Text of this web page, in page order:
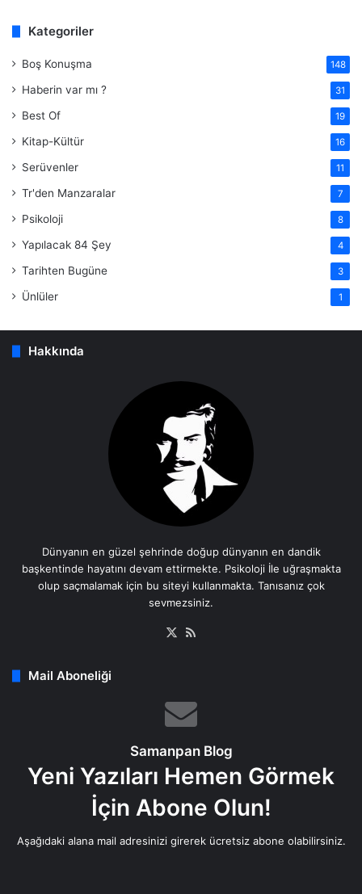
Kategoriler
Boş Konuşma 148
Haberin var mı ? 31
Best Of 19
Kitap-Kültür 16
Serüvenler 11
Tr'den Manzaralar 7
Psikoloji 8
Yapılacak 84 Şey 4
Tarihten Bugüne 3
Ünlüler 1
Hakkında
Dünyanın en güzel şehrinde doğup dünyanın en dandik
başkentinde hayatını devam ettirmekte. Psikoloji İle uğraşmakta
olup saçmalamak için bu siteyi kullanmakta. Tanısanız çok
sevmezsiniz.
X
Mail Aboneliği
Samanpan Blog
Yeni Yazıları Hemen Görmek
İçin Abone Olun!
Aşağıdaki alana mail adresinizi girerek ücretsiz abone olabilirsiniz.